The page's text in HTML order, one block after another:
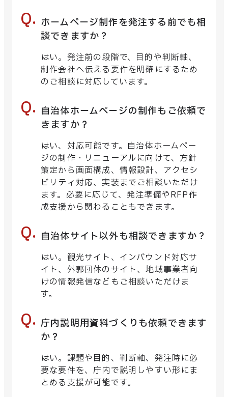
ホームページ制作を発注する前でも相
談できますか？
はい。発注前の段階で、目的や判断軸、
制作会社へ伝える要件を明確にするため
のご相談に対応しています。
自治体ホームページの制作もご依頼で
きますか？
はい、対応可能です。自治体ホームペー
ジの制作・リニューアルに向けて、方針
策定から画面構成、情報設計、アクセシ
ビリティ対応、実装までご相談いただけ
ます。必要に応じて、発注準備やRFP作
成支援から関わることもできます。
自治体サイト以外も相談できますか？
はい。観光サイト、インバウンド対応サ
イト、外郭団体のサイト、地域事業者向
けの情報発信などもご相談いただけま
す。
庁内説明用資料づくりも依頼できます
か？
はい。課題や目的、判断軸、発注時に必
要な要件を、庁内で説明しやすい形にま
とめる支援が可能です。